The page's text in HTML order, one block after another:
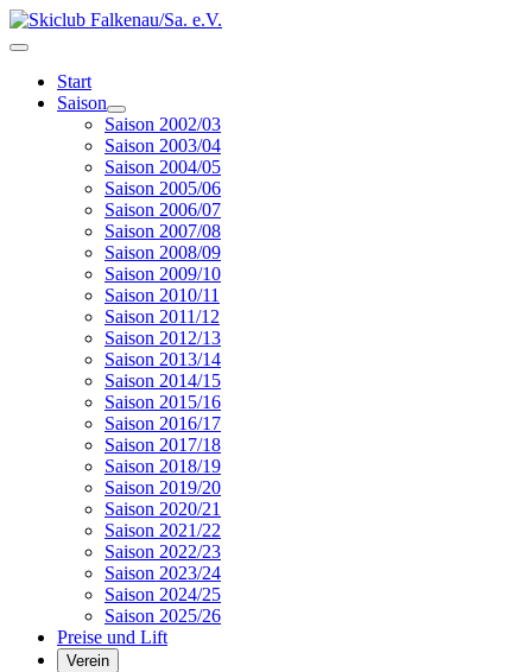
Start
Saison
Saison 2002/03
Saison 2003/04
Saison 2004/05
Saison 2005/06
Saison 2006/07
Saison 2007/08
Saison 2008/09
Saison 2009/10
Saison 2010/11
Saison 2011/12
Saison 2012/13
Saison 2013/14
Saison 2014/15
Saison 2015/16
Saison 2016/17
Saison 2017/18
Saison 2018/19
Saison 2019/20
Saison 2020/21
Saison 2021/22
Saison 2022/23
Saison 2023/24
Saison 2024/25
Saison 2025/26
Preise und Lift
Verein